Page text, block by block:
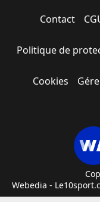
Contact
Politique de
Cookies
Webedia -